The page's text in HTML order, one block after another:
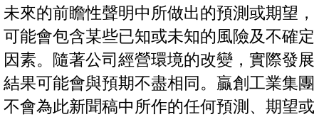
未來的前瞻性聲明中所做出的預測或期望，
可能會包含某些已知或未知的風險及不確定
因素。隨著公司經營環境的改變，實際發展
結果可能會與預期不盡相同。贏創工業集團
不會為此新聞稿中所作的任何預測、期望或